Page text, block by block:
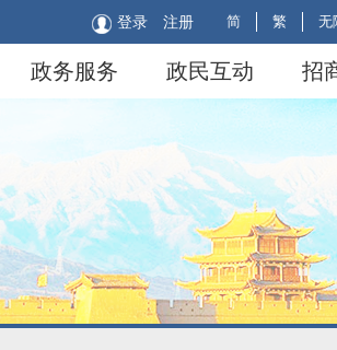
简 繁 无
登录 注册
政务服务 政民互动 招